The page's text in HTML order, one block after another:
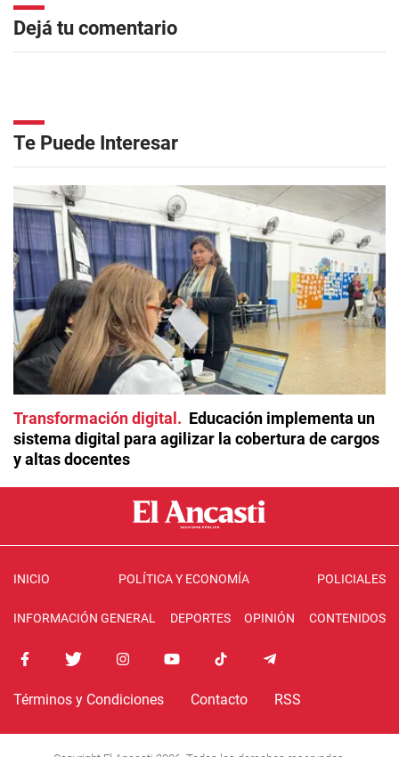
Dejá tu comentario
Te Puede Interesar
Transformación digital
Educación implementa un
sistema digital para agilizar la cobertura de cargos
y altas docentes
INICIO POLÍTICA Y ECONOMÍA POLICIALES
INFORMACIÓN GENERAL DEPORTES OPINIÓN CONTENIDOS
Términos y Condiciones Contacto RSS